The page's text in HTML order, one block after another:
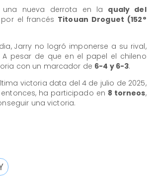
una nueva derrota en la qualy del
el francés Titouan Droguet (152°
Jarry no logró imponerse a su rival,
pesar de que en el papel el chileno
con un marcador de 6-4 y 6-3.
victoria data del 4 de julio de 2025,
ha participado en 8 torneos,
una victoria.